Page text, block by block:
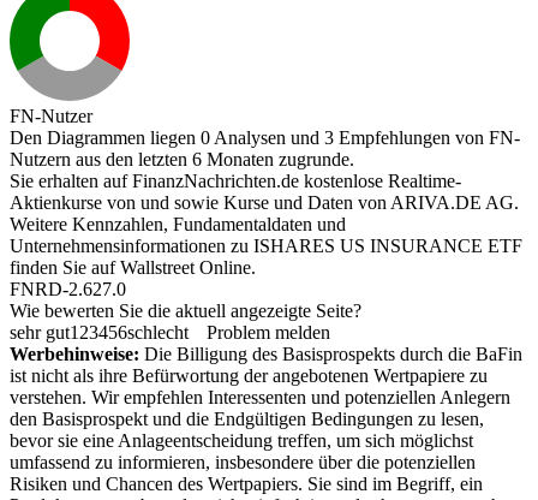
FN-Nutzer
Den Diagrammen liegen 0 Analysen und 3 Empfehlungen von FN-
Nutzern aus den letzten 6 Monaten zugrunde.
Sie erhalten auf FinanzNachrichten.de kostenlose Realtime-
Aktienkurse von und sowie Kurse und Daten von ARIVA.DE AG.
Weitere Kennzahlen, Fundamentaldaten und
Unternehmensinformationen zu ISHARES US INSURANCE ETF
finden Sie aufWallstreet Online.
FNRD-2.627.0
Wie bewerten Sie die aktuell angezeigte Seite?
sehr gut1 23456schlecht
Problem melden
Werbehinweise: Die Billigung des Basisprospekts durch die BaFin
ist nicht als ihre Befürwortung der angebotenen Wertpapiere zu
verstehen. Wir empfehlen Interessenten und potenziellen Anlegern
den Basisprospekt und die Endgültigen Bedingungen zu lesen,
bevor sie eine Anlageentscheidung treffen, um sich möglichst
umfassend zu informieren, insbesondere über die potenziellen
Risiken und Chancen des Wertpapiers. Sie sind im Begriff, ein